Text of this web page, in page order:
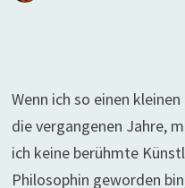
Wenn ich so einen
die vergangenen Jahre,
ich keine berühmte
Philosophin geworden